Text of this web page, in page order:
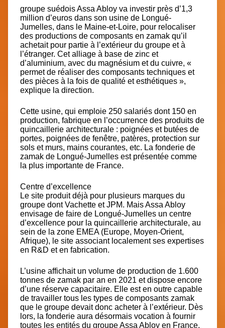
groupe suédois Assa Abloy va investir près d’1,3
million d’euros dans son usine de Longué-
Jumelles, dans le Maine-et-Loire, pour relocaliser
des productions de composants en zamak qu’il
achetait pour partie à l’extérieur du groupe et à
l’étranger. Cet alliage à base de zinc et
d’aluminium, avec du magnésium et du cuivre, «
permet de réaliser des composants techniques et
des pièces à la fois de qualité et esthétiques »,
explique la direction.
Cette usine, qui emploie 250 salariés dont 150 en
production, fabrique en l’occurrence des produits de
quincaillerie architecturale : poignées et butées de
portes, poignées de fenêtre, patères, protection sur
sols et murs, mains courantes, etc. La fonderie de
zamak de Longué-Jumelles est présentée comme
la plus importante de France.
Centre d’excellence
Le site produit déjà pour plusieurs marques du
groupe dont Vachette et JPM. Mais Assa Abloy
envisage de faire de Longué-Jumelles un centre
d’excellence pour la quincaillerie architecturale, au
sein de la zone EMEA (Europe, Moyen-Orient,
Afrique), le site associant localement ses expertises
en R&D et en fabrication.
L’usine affichait un volume de production de 1.600
tonnes de zamak par an en 2021 et dispose encore
d’une réserve capacitaire. Elle est en outre capable
de travailler tous les types de composants zamak
que le groupe devait donc acheter à l’extérieur. Dès
lors, la fonderie aura désormais vocation à fournir
toutes les entités du groupe Assa Abloy en France,